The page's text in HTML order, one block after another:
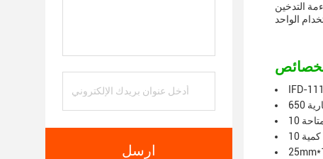
ارسل
وتجربة ملاءمة التدخين
متاحة
كمية